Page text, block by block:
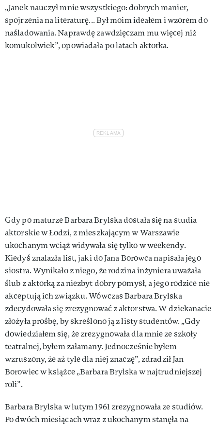
„Janek nauczył mnie wszystkiego: dobrych manier,
spojrzenia na literaturę... Był moim ideałem i wzorem do
naśladowania. Naprawdę zawdzięczam mu więcej niż
komukolwiek”, opowiadała po latach aktorka.
Gdy po maturze Barbara Brylska dostała się na studia
aktorskie w Łodzi, z mieszkającym w Warszawie
ukochanym wciąż widywała się tylko w weekendy.
Kiedyś znalazła list, jaki do Jana Borowca napisała jego
siostra. Wynikało z niego, że rodzina inżyniera uważała
ślub z aktorką za niezbyt dobry pomysł, a jego rodzice nie
akceptują ich związku. Wówczas Barbara Brylska
zdecydowała się zrezygnować z aktorstwa. W dziekanacie
złożyła prośbę, by skreślono ją z listy studentów. „Gdy
dowiedziałem się, że zrezygnowała dla mnie ze szkoły
teatralnej, byłem załamany. Jednocześnie byłem
wzruszony, że aż tyle dla niej znaczę”, zdradził Jan
Borowiec w książce „Barbara Brylska w najtrudniejszej
roli”.
Barbara Brylska w lutym 1961 zrezygnowała ze studiów.
Po dwóch miesiącach wraz z ukochanym stanęła na